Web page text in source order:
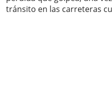
tránsito en las carreteras